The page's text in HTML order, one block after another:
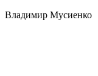
Владимир Мусиенко